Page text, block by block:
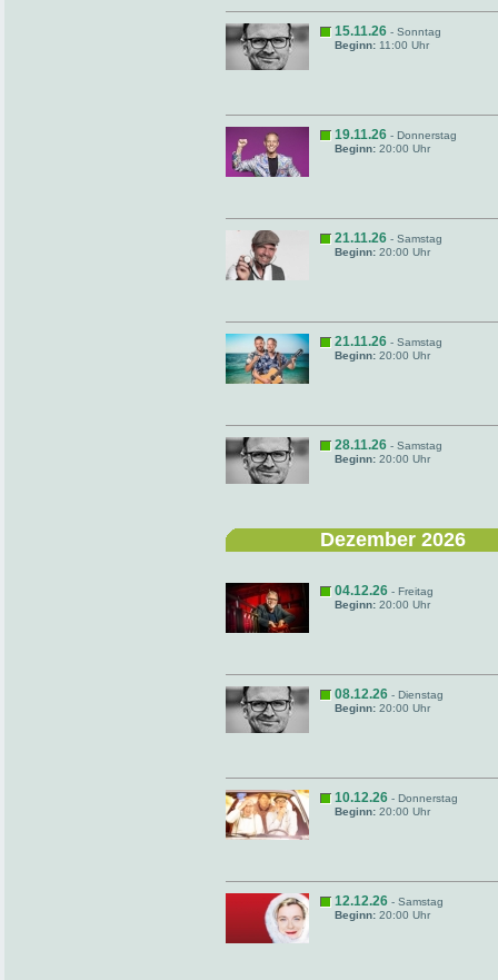
15.11.26 - Sonntag
Beginn: 11:00 Uhr
19.11.26 - Donnerstag
Beginn: 20:00 Uhr
21.11.26 - Samstag
Beginn: 20:00 Uhr
21.11.26 - Samstag
Beginn: 20:00 Uhr
28.11.26 - Samstag
Beginn: 20:00 Uhr
Dezember 2026
04.12.26 - Freitag
Beginn: 20:00 Uhr
08.12.26 - Dienstag
Beginn: 20:00 Uhr
10.12.26 - Donnerstag
Beginn: 20:00 Uhr
12.12.26 - Samstag
Beginn: 20:00 Uhr